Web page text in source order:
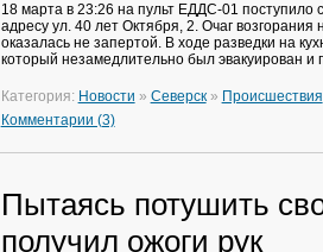
18 марта в 23:26 на пульт ЕДДС-01
адресу ул. 40 лет Октября, 2. Очаг
оказалась не запертой. В ходе разведки на
который незамедлительно был эвакуирован
Категория: Новости » Северск» Происшествия
Комментарии (3)
Пытаясь потушить
получил ожоги рук